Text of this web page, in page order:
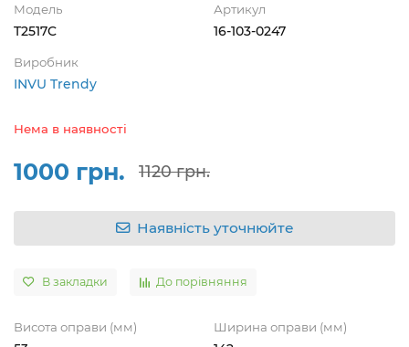
Модель
T2517C
Артикул
16-103-0247
Виробник
INVU Trendy
Нема в наявності
1000 грн. 1120 грн.
Наявність уточнюйте
В закладки До порівняння
Висота оправи (мм) Ширина оправи (мм)